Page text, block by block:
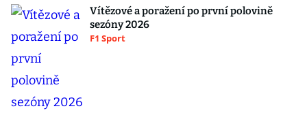
Vítězové a poražení po první polovině
sezóny 2026
F1 Sport